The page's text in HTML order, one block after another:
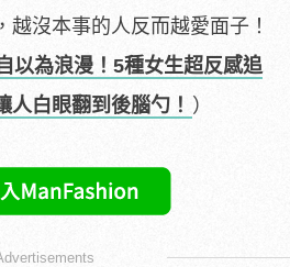
越沒本事的人反而越愛面子！
以為浪漫！5種女生超反感追
人白眼翻到後腦勺！ ）